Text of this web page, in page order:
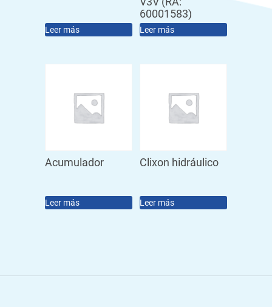
Leer más
60001583)
Leer más
Acumulador
Leer más
Clixon hidráulico
Leer más